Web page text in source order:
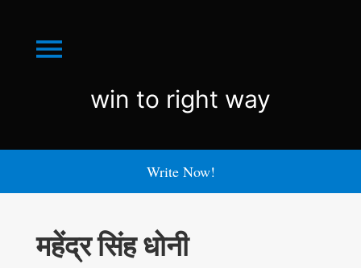
Menu
win
right
win to right way
Write Now!
महेंद्र सिंह धोनी